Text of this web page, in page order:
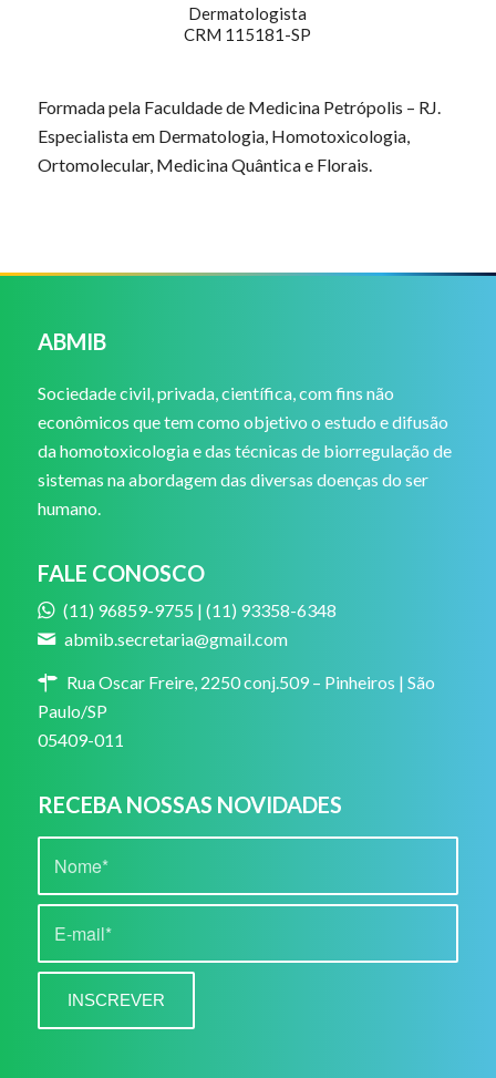
Dermatologista
CRM 115181-SP
Formada pela Faculdade de Medicina Petrópolis – RJ.
Especialista em Dermatologia, Homotoxicologia,
Ortomolecular, Medicina Quântica e Florais.
ABMIB
Sociedade civil, privada, científica, com fins não
econômicos que tem como objetivo o estudo e difusão
da homotoxicologia e das técnicas de biorregulação de
sistemas na abordagem das diversas doenças do ser
humano.
FALE CONOSCO
(11) 96859-9755 | (11) 93358-6348
abmib.secretaria@gmail.com
Rua Oscar Freire, 2250 conj.509 – Pinheiros | São
Paulo/SP
05409-011
RECEBA NOSSAS NOVIDADES